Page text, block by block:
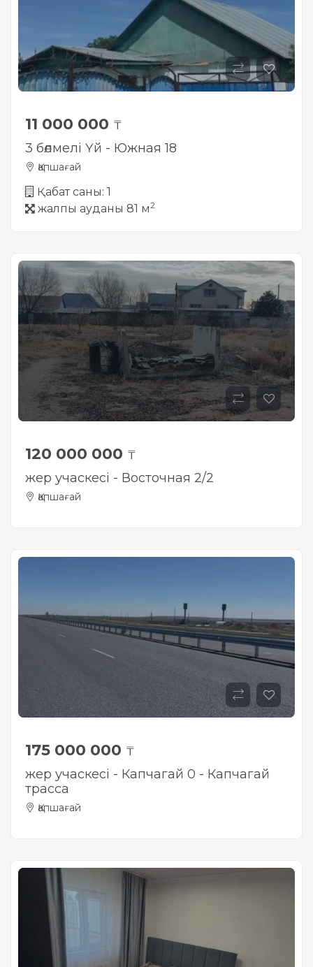
11 000 000 ₸
3 бөлмелі Үй - Южная 18
Қапшағай
Қабат саны: 1
жалпы ауданы 81 м2
120 000 000 ₸
жер учаскесі - Восточная 2/2
Қапшағай
175 000 000 ₸
жер учаскесі - Капчагай 0 - Капчагай
трасса
Қапшағай